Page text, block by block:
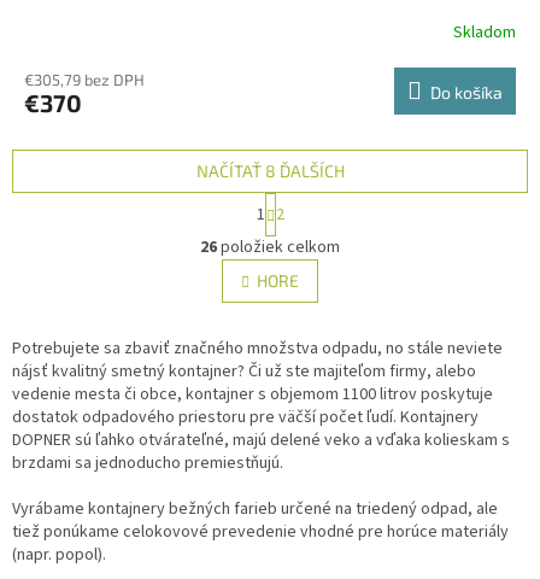
Skladom
€305,79 bez DPH
€370 Do košíka
O
v
l
á
a
c
i
e
p
r
k
y
NAČÍTAŤ 8 ĎALŠÍCH
t
r
á
n
k
v
a
n
e
1 2
26položiek celkom
HORE
Potrebujete sa zbaviť značného množstva odpadu, no stále neviete
nájsť kvalitný smetný kontajner? Či už ste majiteľom firmy, alebo
vedenie mesta či obce, kontajner s objemom 1100 litrov poskytuje
dostatok odpadového priestoru pre väčší počet ľudí. Kontajnery
DOPNER sú ľahko otvárateľné, majú delené veko a vďaka kolieskam s
brzdami sa jednoducho premiestňujú.
Vyrábame kontajnery bežných farieb určené na triedený odpad, ale
tiež ponúkame celokovové prevedenie vhodné pre horúce materiály
(napr. popol).